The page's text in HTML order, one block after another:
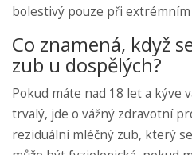
bolestivý pouze při extrémním
Co znamená, když
zub u dospělých?
Pokud máte nad 18 let a kýve
trvalý, jde o vážný zdravotní
reziduální mléčný zub, který